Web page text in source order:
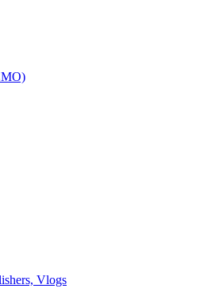
Vlogs